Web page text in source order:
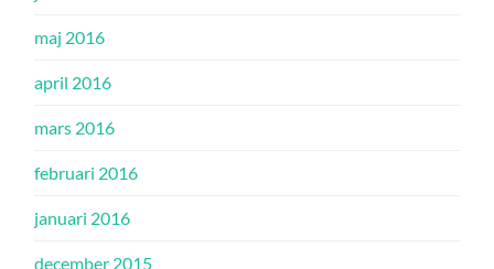
maj 2016
april 2016
mars 2016
februari 2016
januari 2016
december 2015